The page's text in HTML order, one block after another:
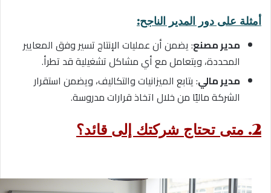
أمثلة على دور المدير الناجح:
مدير مصنع: يضمن أن عمليات الإنتاج تسير وفق المعايير
المحددة، ويتعامل مع أي مشاكل تشغيلية قد تطرأ.
مدير مالي: يتابع الميزانيات والتكاليف، ويضمن استقرار
الشركة ماليًا من خلال اتخاذ قرارات مدروسة.
2. متى تحتاج شركتك إلى قائد؟